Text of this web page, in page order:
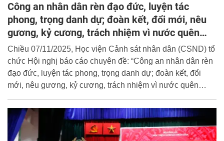
Công an nhân dân rèn đạo đức, luyện tác
phong, trọng danh dự; đoàn kết, đổi mới, nêu
gương, kỷ cương, trách nhiệm vì nước quên
thân, vì dân phục vụ
Chiều 07/11/2025, Học viện Cảnh sát nhân dân (CSND) tổ
chức Hội nghị báo cáo chuyên đề: “Công an nhân dân rèn
đạo đức, luyện tác phong, trọng danh dự; đoàn kết, đổi
mới, nêu gương, kỷ cương, trách nhiệm vì nước quên
thân, vì dân phục vụ”.